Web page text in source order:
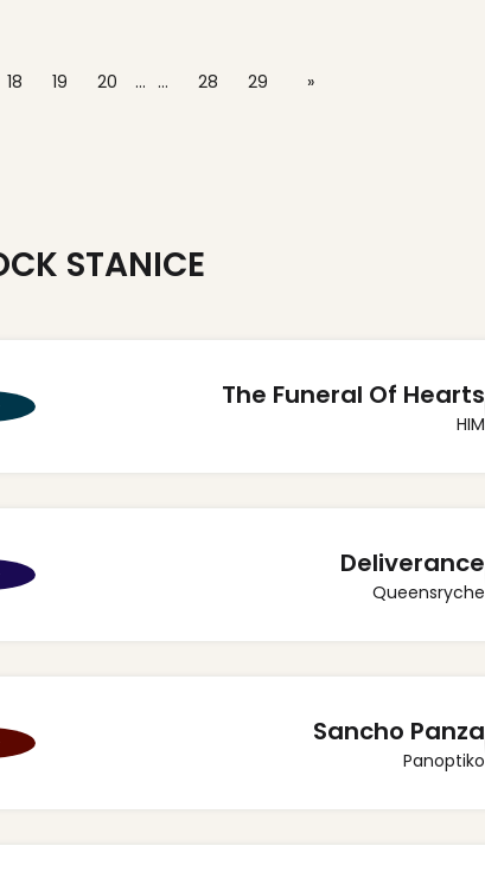
18 19 20 ... 28 29
STANICE
The Funeral Of Hearts
HIM
Deliverance
Queensryche
Sancho Panza
Panoptiko